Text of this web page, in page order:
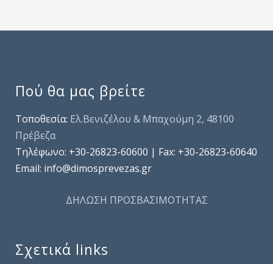
Πού θα μας βρείτε
Τοποθεσία: Ελ.Βενιζέλου & Μπαχούμη 2, 48100
Πρέβεζα
Τηλέφωνo: +30-26823-60600 | Fax: +30-26823-60640
Email: info@dimosprevezas.gr
ΔΗΛΩΣΗ ΠΡΟΣΒΑΣΙΜΟΤΗΤΑΣ
Σχετικά links